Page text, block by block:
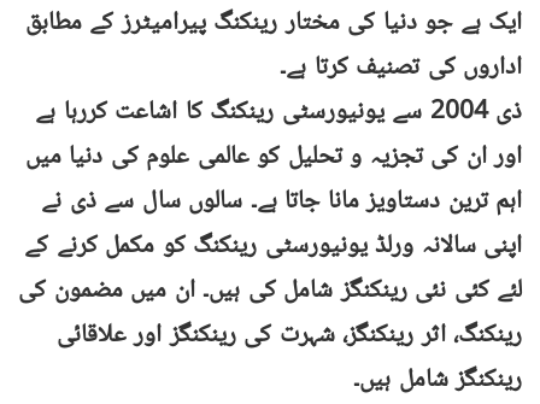
ایک ہے جو دنیا کی مختار رینکنگ پیرامیٹرز کے مطابق
اداروں کی تصنیف کرتا ہے۔
ذی 2004 سے یونیورسٹی رینکنگ کا اشاعت کررہا ہے
اور ان کی تجزیہ و تحلیل کو عالمی علوم کی دنیا میں
اہم ترین دستاویز مانا جاتا ہے۔ سالوں سال سے ذی نے
اپنی سالانہ ورلڈ یونیورسٹی رینکنگ کو مکمل کرنے کے
لئے کئی نئی رینکنگز شامل کی ہیں۔ ان میں مضمون کی
رینکنگ، اثر رینکنگز، شہرت کی رینکنگز اور علاقائی
رینکنگز شامل ہیں۔